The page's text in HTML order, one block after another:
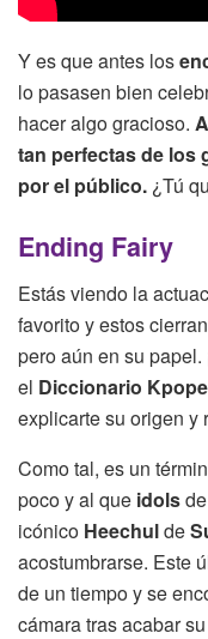
Y es que antes los
lo pasasen bien
hacer algo gracioso.
tan perfectas de los
por el público. ¿Tú
Ending Fairy
Estás viendo la
favorito y estos
pero aún en su papel.
el Diccionario
explicarte su origen y
Como tal, es un
poco y al que idols
icónico Heechulde
acostumbrarse. Este
de un tiempo y se
cámara tras acabar su